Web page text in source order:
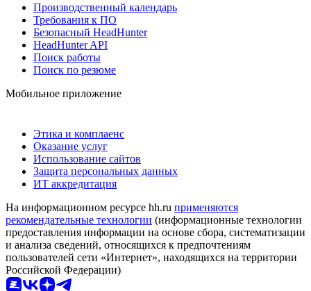
Производственный календарь
Требования к ПО
Безопасный HeadHunter
HeadHunter API
Поиск работы
Поиск по резюме
Мобильное приложение
Этика и комплаенс
Оказание услуг
Использование сайтов
Защита персональных данных
ИТ аккредитация
На информационном ресурсе hh.ru применяются
рекомендательные технологии (информационные технологии
предоставления информации на основе сбора, систематизации
и анализа сведений, относящихся к предпочтениям
пользователей сети «Интернет», находящихся на территории
Российской Федерации)